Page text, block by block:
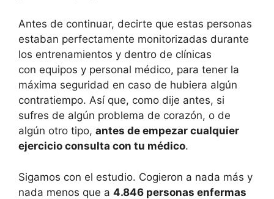
Antes de continuar, decirte que estas personas
estaban perfectamente monitorizadas durante
los entrenamientos y dentro de clínicas
con equipos y personal médico, para tener la
máxima seguridad en caso de hubiera algún
contratiempo. Así que, como dije antes, si
sufres de algún problema de corazón, o de
algún otro tipo, antes de empezar cualquier
ejercicio consulta con tu médico.
Sigamos con el estudio. Cogieron a nada más y
nada menos que a 4.846 personas enfermas